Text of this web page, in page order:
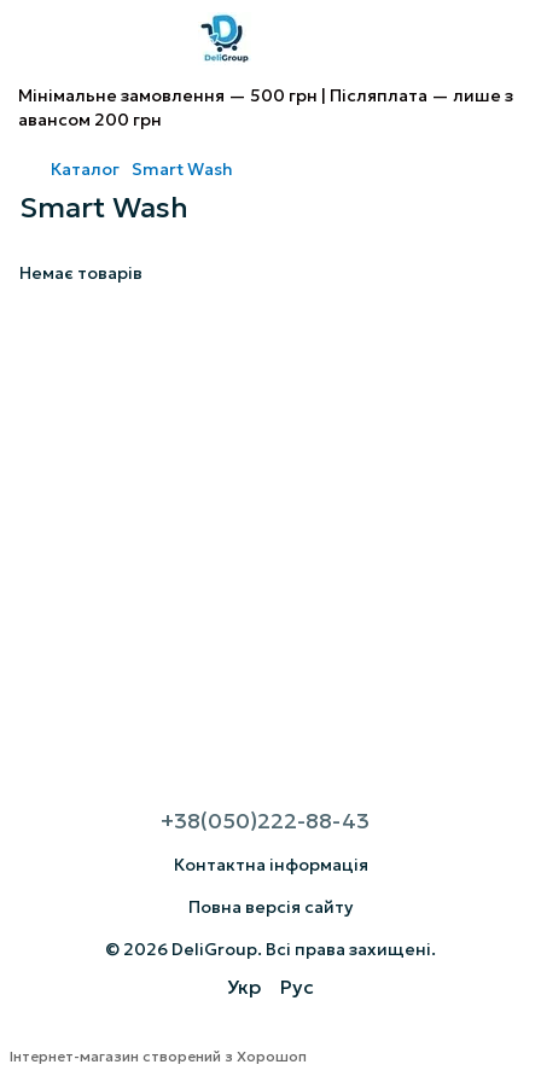
Мінімальне замовлення — 500 грн | Післяплата — лише з
авансом 200 грн
Каталог Smart Wash
Smart Wash
Немає товарів
+38(050)222-88-43
Контактна інформація
Повна версія сайту
© 2026 DeliGroup. Всі права захищені.
Укр Рус
Інтернет-магазин створений з Хорошоп